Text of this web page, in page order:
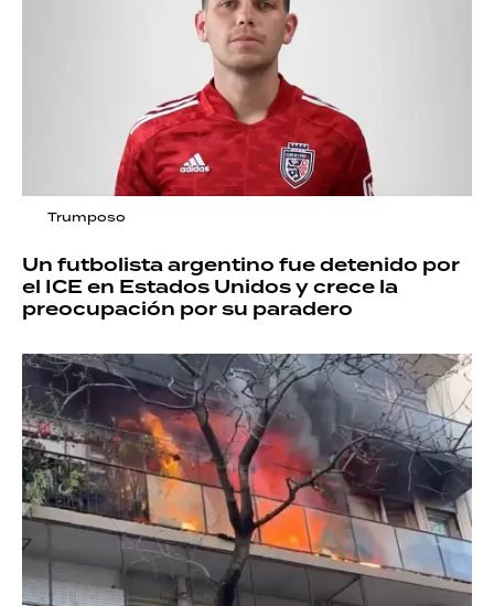
Trumposo
Un futbolista argentino fue detenido por
el ICE en Estados Unidos y crece la
preocupación por su paradero